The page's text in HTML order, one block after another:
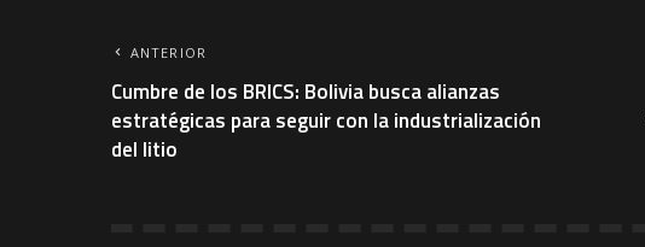
ANTERIOR
Cumbre de los BRICS: Bolivia busca alianzas
estratégicas para seguir con la industrialización
del litio